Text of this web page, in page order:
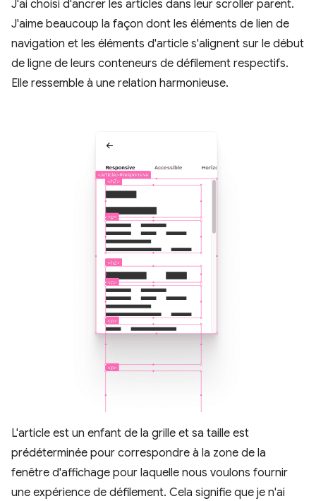
J'ai choisi d'ancrer les articles dans leur scroller parent.
J'aime beaucoup la façon dont les éléments de lien de
navigation et les éléments d'article s'alignent sur le début
de ligne de leurs conteneurs de défilement respectifs.
Elle ressemble à une relation harmonieuse.
L'article est un enfant de la grille et sa taille est
prédéterminée pour correspondre à la zone de la
fenêtre d'affichage pour laquelle nous voulons fournir
une expérience de défilement. Cela signifie que je n'ai